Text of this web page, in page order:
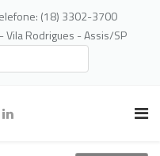
(18) 3302-3700
Vila Rodrigues - Assis/SP